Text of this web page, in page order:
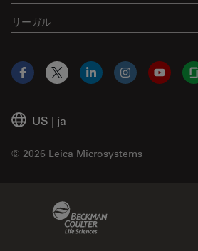
リーガル
US | ja
© 2026 Leica Microsystems
Facebook
X LinkedInInstagram